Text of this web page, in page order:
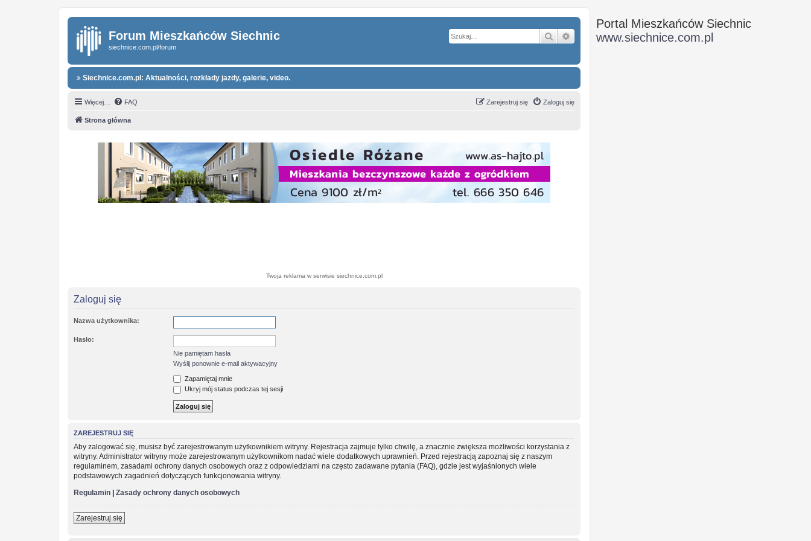
Forum Mieszkańców Siechnic
siechnice.com.pl/forum
Szukaj Wyszukiwanie zaawansowane
Siechnice.com.pl: Aktualności, rozkłady jazdy, galerie, video.
Więcej… FAQ Zaloguj się
Zarejestruj się
Strona główna
Twoja reklama w serwisie siechnice.com.pl
Zaloguj się
Nazwa użytkownika:
Hasło:
Nie pamiętam hasła
Wyślij ponownie e-mail aktywacyjny
Zapamiętaj mnie
Ukryj mój status podczas tej sesji
ZAREJESTRUJ SIĘ
Aby zalogować się, musisz być zarejestrowanym użytkownikiem witryny. Rejestracja zajmuje tylko chwilę, a znacznie zwiększa możliwości korzystania z
witryny. Administrator witryny może zarejestrowanym użytkownikom nadać wiele dodatkowych uprawnień. Przed rejestracją zapoznaj się z naszym
regulaminem, zasadami ochrony danych osobowych oraz z odpowiedziami na często zadawane pytania (FAQ), gdzie jest wyjaśnionych wiele
podstawowych zagadnień dotyczących funkcjonowania witryny.
Regulamin
Zasady ochrony danych osobowych
Zarejestruj się
Portal Mieszkańców Siechnic
www.siechnice.com.pl